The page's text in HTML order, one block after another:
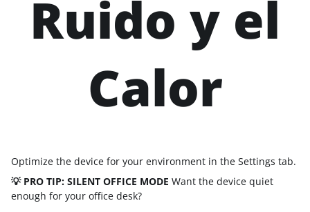
Ruido y el
Calor
Optimize the device for your environment in the Settings tab.
💡 PRO TIP: SILENT OFFICE MODE Want the device quiet
enough for your office desk?